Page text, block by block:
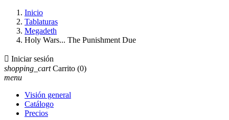
Inicio
Tablaturas
Megadeth
Holy Wars... The Punishment Due
 Iniciar sesión
shopping_cart Carrito (0)
menu
Visión general
Catálogo
Precios